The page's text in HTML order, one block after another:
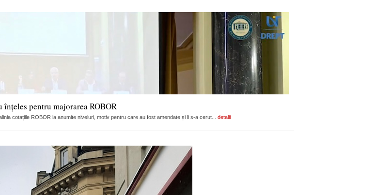
pentru majorarea ROBOR
cotațiile ROBOR la anumite niveluri, motiv pentru care au fost amendate și li s-a cerut... detalii